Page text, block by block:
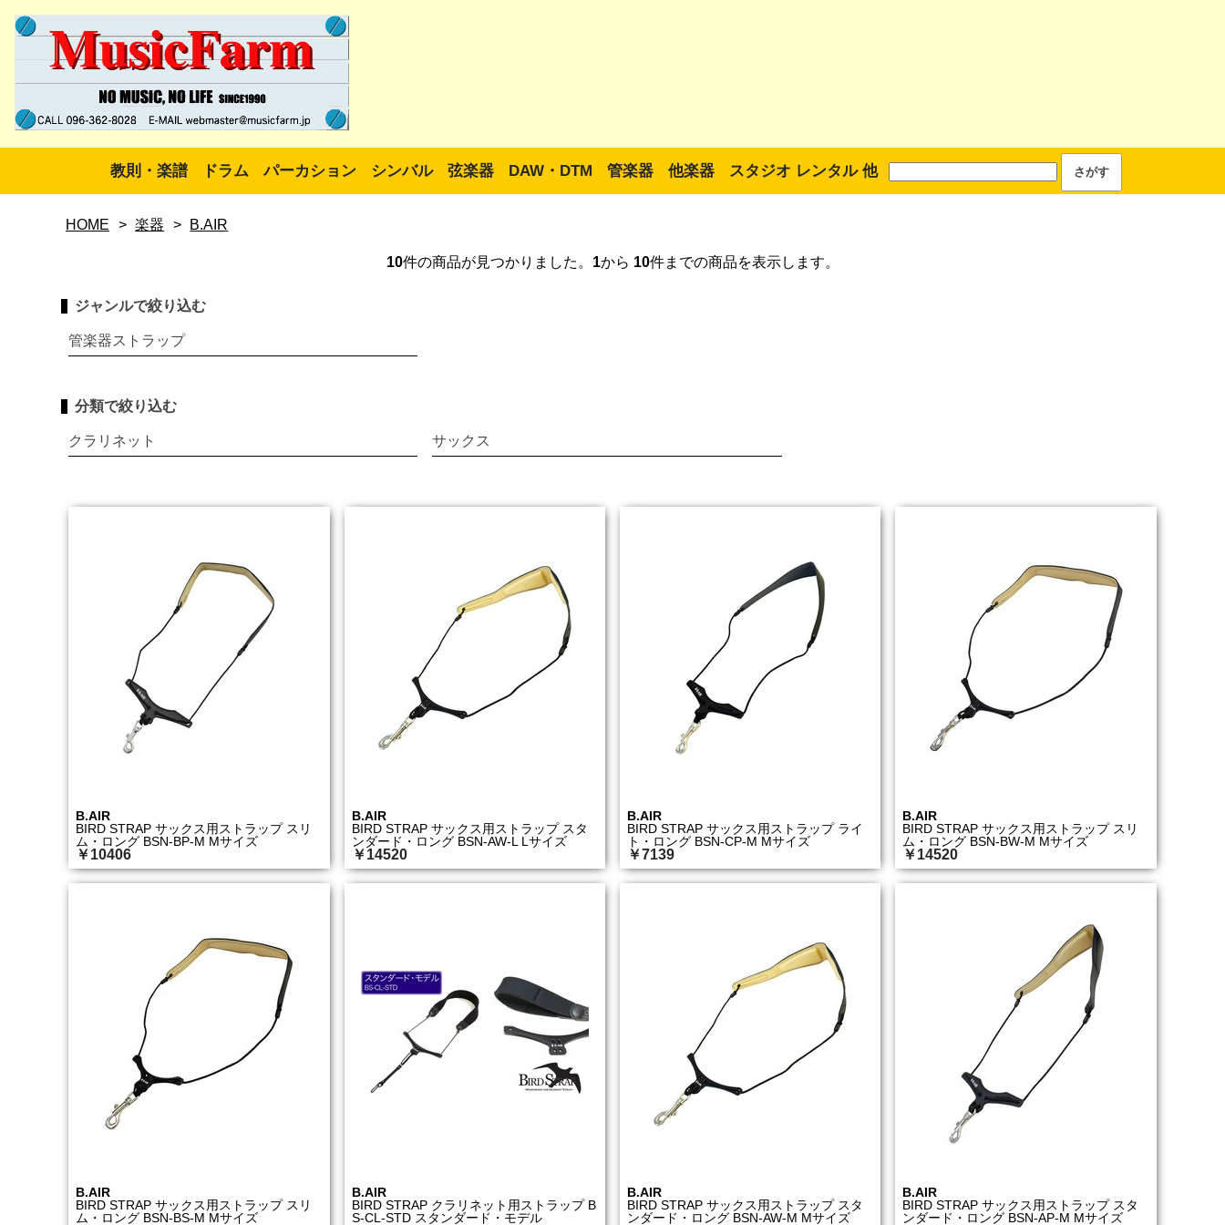
教則・楽譜 ドラム パーカション シンバル 弦楽器 DAW・DTM 管楽器 他楽器 スタジオ レンタル 他
HOME > 楽器 > B.AIR
10件の商品が見つかりました。 1から 10件までの商品を表示します。
ジャンルで絞り込む
管楽器ストラップ
分類で絞り込む
クラリネット サックス
B.AIR
BIRD STRAP サックス用ストラップ スリ
ム・ロング BSN-BP-M Mサイズ
￥10406
B.AIR
BIRD STRAP サックス用ストラップ スタ
ンダード・ロング BSN-AW-L Lサイズ
￥14520
B.AIR
BIRD STRAP サックス用ストラップ ライ
ト・ロング BSN-CP-M Mサイズ
￥7139
B.AIR
BIRD STRAP サックス用ストラップ スリ
ム・ロング BSN-BW-M Mサイズ
￥14520
B.AIR
BIRD STRAP サックス用ストラップ スリ
ム・ロング BSN-BS-M Mサイズ
B.AIR
BIRD STRAP クラリネット用ストラップ B
S-CL-STD スタンダード・モデル
B.AIR
BIRD STRAP サックス用ストラップ スタ
ンダード・ロング BSN-AW-M Mサイズ
B.AIR
BIRD STRAP サックス用ストラップ スタ
ンダード・ロング BSN-AP-M Mサイズ